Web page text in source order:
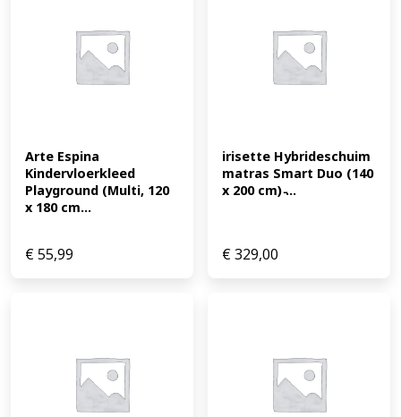
Arte Espina
Kindervloerkleed
Playground (Multi, 120
x 180 cm...
€55,99
irisette Hybrideschuim
matras Smart Duo (140
x 200 cm) ̵...
€329,00